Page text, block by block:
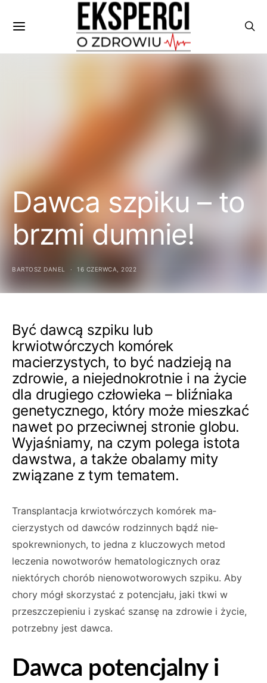
Dawca szpiku – to
brzmi dumnie!
BARTOSZ DANEL 16 CZERWCA, 2022
Być dawcą szpiku lub
krwiotwórczych komórek
macierzystych, to być nadzieją na
zdrowie, a niejednokrotnie i na życie
dla drugiego człowieka – bliźniaka
genetycznego, który może mieszkać
nawet po przeciwnej stronie globu.
Wyjaśniamy, na czym polega istota
dawstwa, a także obalamy mity
związane z tym tematem.
Transplantacja krwiotwórczych komórek ma­
cierzystych od dawców rodzinnych bądź nie­
spokrewnionych, to jedna z kluczowych metod
leczenia nowotworów hematologicznych oraz
niektórych chorób nienowotworowych szpi­ku. Aby
chory mógł skorzystać z potencjału, jaki tkwi w
przeszczepieniu i zyskać szansę na zdrowie i życie,
potrzebny jest dawca.
Dawca potencjalny i